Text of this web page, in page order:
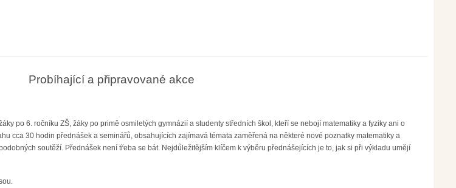
Probíhající a připravované akce
po 6. ročníku ZŠ, žáky po primě osmiletých gymnázií a studenty středních škol, kteří se nebojí matematiky a fyziky ani o
cca 30 hodin přednášek a seminářů, obsahujících zajímavá témata zaměřená na některé nové poznatky matematiky a
soutěží. Přednášek není třeba se bát. Nejdůležitějším klíčem k výběru přednášejících je to, jak si při výkladu umějí